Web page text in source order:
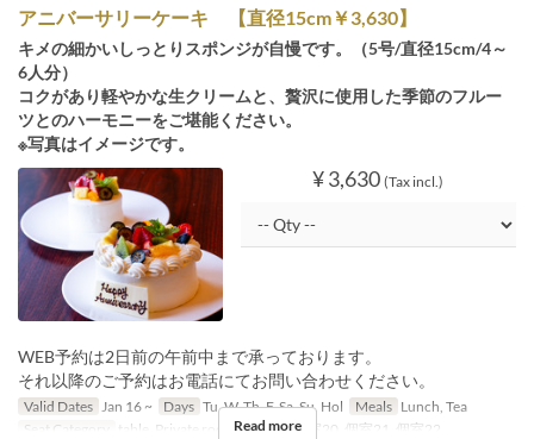
アニバーサリーケーキ 【直径15cm￥3,630】
キメの細かいしっとりスポンジが自慢です。（5号/直径15cm/4～
6人分）
コクがあり軽やかな生クリームと、贅沢に使用した季節のフルー
ツとのハーモニーをご堪能ください。
※写真はイメージです。
¥ 3,630 (Tax incl.)
WEB予約は2日前の午前中まで承っております。
それ以降のご予約はお電話にてお問い合わせください。
Valid Dates Jan 16 ~ Days Tu, W, Th, F, Sa, Su, Hol Meals Lunch, Tea
Seat Category
table, Private room, 個室19, 個室20, 個室21, 個室22
Read more